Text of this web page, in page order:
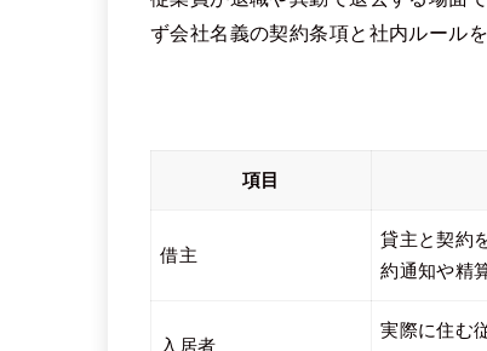
ず会社名義の契約条項と社内ルール
項目
借主
貸主と契約
約通知や精
入居者
実際に住む